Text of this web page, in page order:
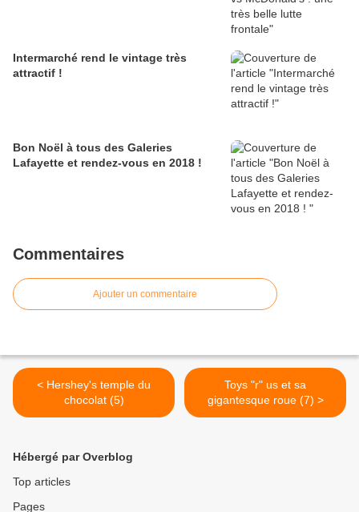
Intermarché rend le vintage très
attractif !
Bon Noël à tous des Galeries
Lafayette et rendez-vous en 2018 !
Commentaires
Ajouter un commentaire
< Hershey's temple du
chocolat (5)
Toys "r" us et sa
gigantesque roue (7) >
Hébergé par Overblog
Top articles
Pages